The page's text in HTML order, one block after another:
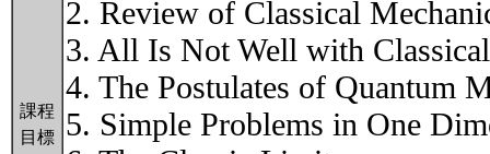
課程
目標
2. Review of Classical
3. All Is Not Well with
4. The Postulates of Quantum
5. Simple Problems in One